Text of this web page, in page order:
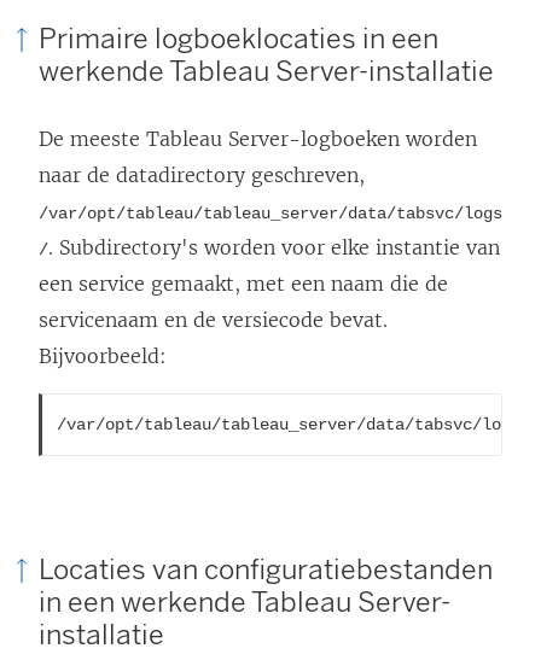
Primaire logboeklocaties in een
werkende Tableau Server-installatie
De meeste Tableau Server-logboeken worden
naar de datadirectory geschreven,
/var/opt/tableau/tableau_server/data/tabsvc/logs
/. Subdirectory's worden voor elke instantie van
een service gemaakt, met een naam die de
servicenaam en de versiecode bevat.
Bijvoorbeeld:
/var/opt/tableau/tableau_server/data/tabsvc/logs/
Locaties van configuratiebestanden
in een werkende Tableau Server-
installatie